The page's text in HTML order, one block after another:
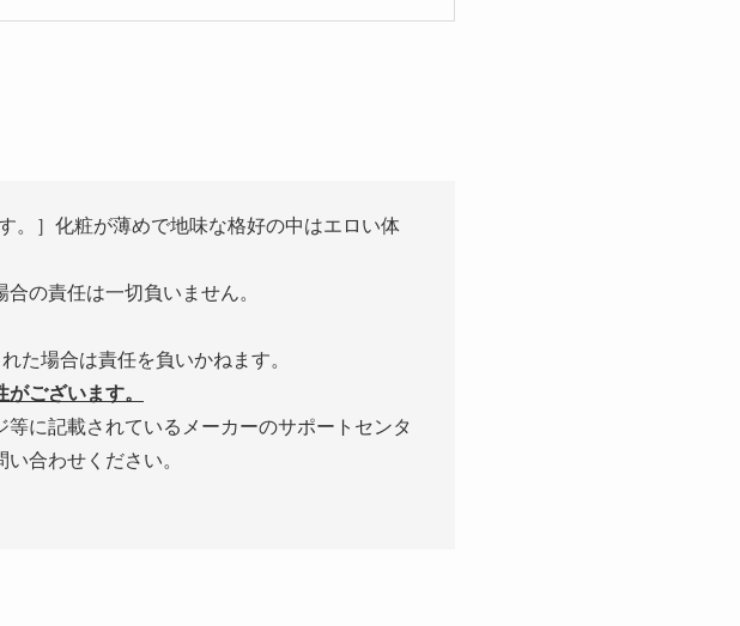
。］化粧が薄めで地味な格好の中はエロい体
の責任は一切負いません。
た場合は責任を負いかねます。
ございます。
に記載されているメーカーのサポートセンタ
合わせください。